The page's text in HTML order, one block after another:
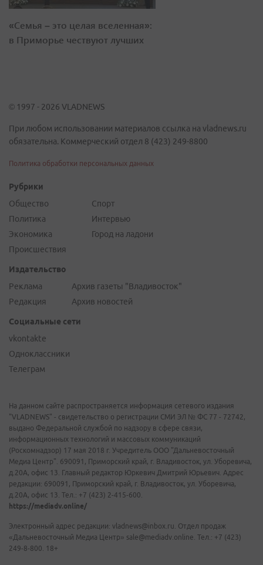
«Семья – это целая вселенная»:
в Приморье чествуют лучших
© 1997 - 2026 VLADNEWS
При любом использовании материалов ссылка на vladnews.ru
обязательна. Коммерческий отдел 8 (423) 249-8800
Политика обработки персональных данных
Рубрики
Общество
Политика
Экономика
Происшествия
Спорт
Интервью
Город на ладони
Издательство
Реклама
Редакция
Архив газеты "Владивосток"
Архив новостей
Социальные сети
vkontakte
Одноклассники
Телеграм
На данном сайте распространяется информация сетевого издания
"VLADNEWS" - свидетельство о регистрации СМИ ЭЛ № ФС 77 - 72742,
выдано Федеральной службой по надзору в сфере связи,
информационных технологий и массовых коммуникаций
(Роскомнадзор) 17 мая 2018 г. Учредитель ООО "Дальневосточный
Медиа Центр". 690091, Приморский край, г. Владивосток, ул. Уборевича,
д.20А, офис 13. Главный редактор Юркевич Дмитрий Юрьевич. Адрес
редакции: 690091, Приморский край, г. Владивосток, ул. Уборевича,
д.20А, офис 13. Тел.: +7 (423) 2-415-600.
https://mediadv.online/
Электронный адрес редакции: vladnews@inbox.ru. Отдел продаж
«Дальневосточный Медиа Центр» sale@mediadv.online. Тел.: +7 (423)
249-8-800. 18+